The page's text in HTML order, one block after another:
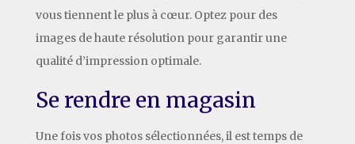
vous tiennent le plus à cœur. Optez pour des
images de haute résolution pour garantir une
qualité d’impression optimale.
Se rendre en magasin
Une fois vos photos sélectionnées, il est temps de